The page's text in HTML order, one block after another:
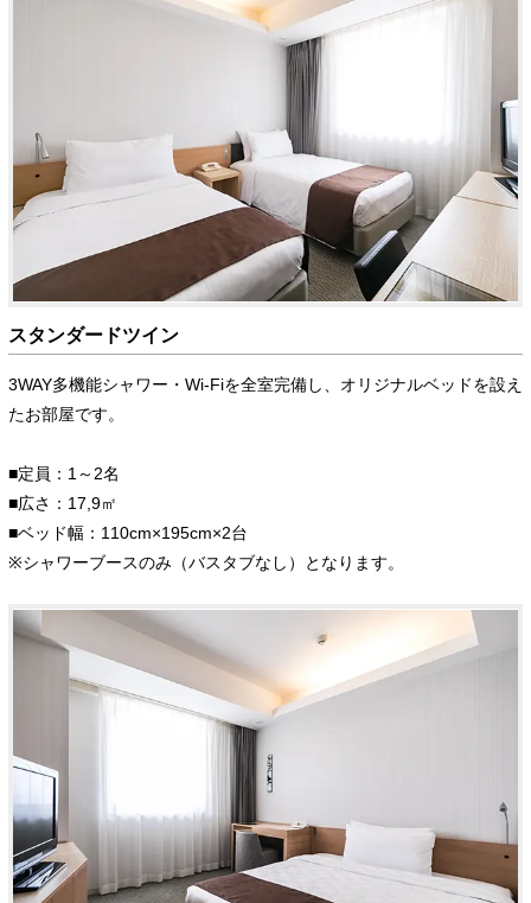
スタンダードツイン
3WAY多機能シャワー・Wi-Fiを全室完備し、オリジナルベッドを設え
たお部屋です。
■定員：1～2名
■広さ：17,9㎡
■ベッド幅：110cm×195cm×2台
※シャワーブースのみ（バスタブなし）となります。